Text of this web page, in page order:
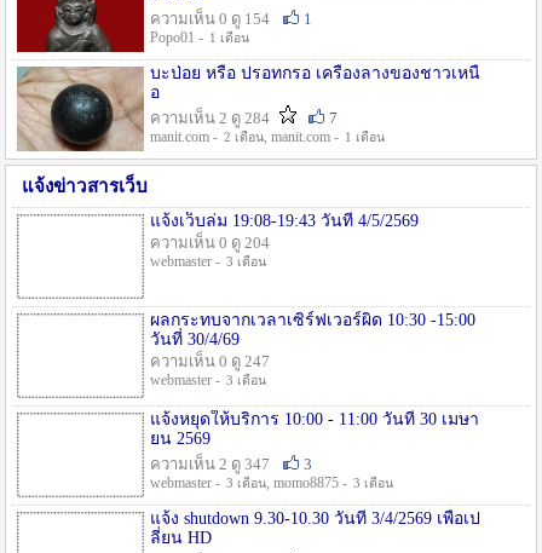
ความเห็น 0 ดู 154
1
Popo01 - 1 เดือน
บะป่อย หรือ ปรอทกรอ เครื่องลางของชาวเหนื
อ
ความเห็น 2 ดู 284
7
manit.com - 2 เดือน, manit.com - 1 เดือน
แจ้งข่าวสารเว็บ
แจ้งเว็บล่ม 19:08-19:43 วันที่ 4/5/2569
ความเห็น 0 ดู 204
webmaster - 3 เดือน
ผลกระทบจากเวลาเซิร์ฟเวอร์ผิด 10:30 -15:00
วันที่ 30/4/69
ความเห็น 0 ดู 247
webmaster - 3 เดือน
แจ้งหยุดให้บริการ 10:00 - 11:00 วันที่ 30 เมษา
ยน 2569
ความเห็น 2 ดู 347
3
webmaster - 3 เดือน, momo8875 - 3 เดือน
แจ้ง shutdown 9.30-10.30 วันที่ 3/4/2569 เพื่อเป
ลี่ยน HD